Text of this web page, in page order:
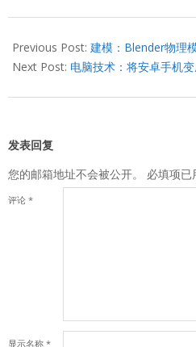
05-
04
Previous Post: 建模：Blender物理
Next Post: 电脑技术：将安卓手机
发表回复
您的邮箱地址不会被公开。
必填项已
评论 *
显示名称 *